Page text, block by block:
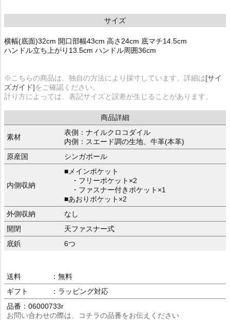
サイズ
横幅(底面)32cm 開口部幅43cm 高さ24cm 底マチ14.5cm
ハンドル立ち上がり13.5cm ハンドル周囲36cm
※こちらの商品は、独自の方法により採寸しています。詳細は[サイ
ズガイド]をご確認ください。
計り方によっては、表記サイズと誤差が生じることがあります。
商品詳細
素材
表側：ナイルクロコダイル
内側：スエード調の生地、牛革(本革)
原産国
シンガポール
内側収納
■メインポケット
・フリーポケット×2
・ファスナー付きポケット×1
■あおりポケット×2
外側収納
なし
開閉
天ファスナー式
底鋲
6つ
送料
：無料
ギフト
：ラッピング対応
品番：06000733r
お問い合わせの際は、コチラの品番をお伝えください